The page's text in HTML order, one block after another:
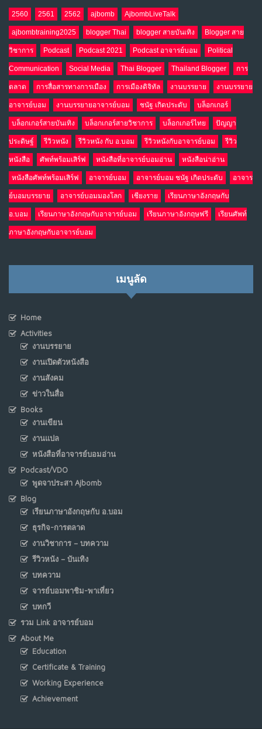
2560 2561 2562 ajbomb AjbombLiveTalk
ajbombtraining2025 blogger Thai blogger สายบันเทิง Blogger สาย
วิชาการ Podcast Podcast 2021 Podcast อาจารย์บอม Political
Communication Social Media Thai Blogger Thailand Blogger การ
ตลาด การสื่อสารทางการเมือง การเมืองดิจิทัล งานบรรยาย งานบรรยาย
อาจารย์บอม งานบรรยายอาจารย์บอม ชนัฐ เกิดประดับ บล็อกเกอร์
บล็อกเกอร์สายบันเทิง บล็อกเกอร์สายวิชาการ บล็อกเกอร์ไทย ปัญญา
ประดิษฐ์ รีวิวหนัง รีวิวหนัง กับ อ.บอม รีวิวหนังกับอาจารย์บอม รีวิว
หนังสือ ศัพท์พร้อมเสิร์ฟ หนังสือที่อาจารย์บอมอ่าน หนังสือน่าอ่าน
หนังสือศัพท์พร้อมเสิร์ฟ อาจารย์บอม อาจารย์บอม ชนัฐ เกิดประดับ อาจาร
ย์บอมบรรยาย อาจารย์บอมมองโลก เชียงราย เรียนภาษาอังกฤษกับ
อ.บอม เรียนภาษาอังกฤษกับอาจารย์บอม เรียนภาษาอังกฤษฟรี เรียนศัพท์
ภาษาอังกฤษกับอาจารย์บอม
เมนูลัด
Home
Activities
งานบรรยาย
งานเปิดตัวหนังสือ
งานสังคม
ข่าวในสื่อ
Books
งานเขียน
งานแปล
หนังสือที่อาจารย์บอมอ่าน
Podcast/VDO
พูดจาประสา Ajbomb
Blog
เรียนภาษาอังกฤษกับ อ.บอม
ธุรกิจ-การตลาด
งานวิชาการ – บทความ
รีวิวหนัง – บันเทิง
บทความ
จารย์บอมพาชิม-พาเที่ยว
บทกวี
รวม Link อาจารย์บอม
About Me
Education
Certificate & Training
Working Experience
Achievement